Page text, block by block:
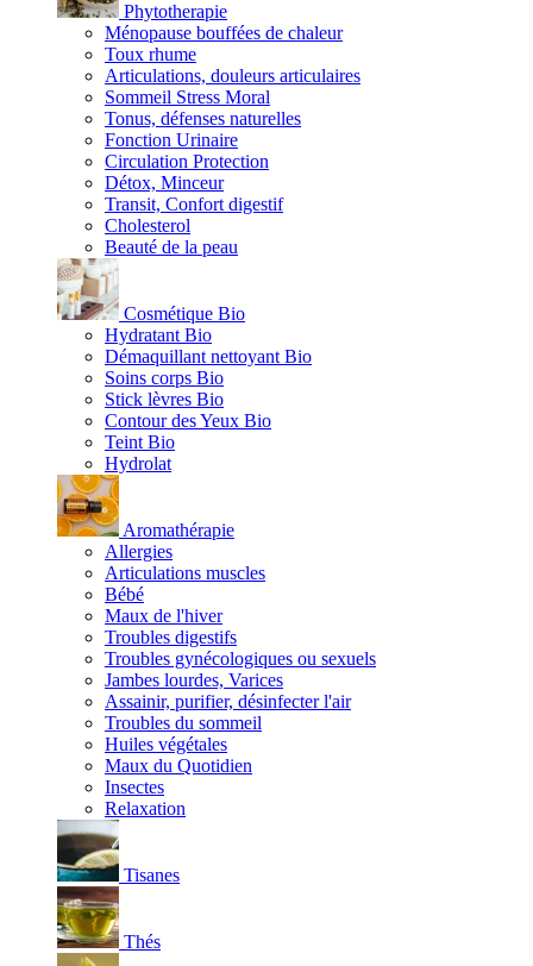
Phytotherapie
Ménopause bouffées de chaleur
Toux rhume
Articulations, douleurs articulaires
Sommeil Stress Moral
Tonus, défenses naturelles
Fonction Urinaire
Circulation Protection
Détox, Minceur
Transit, Confort digestif
Cholesterol
Beauté de la peau
Cosmétique Bio
Hydratant Bio
Démaquillant nettoyant Bio
Soins corps Bio
Stick lèvres Bio
Contour des Yeux Bio
Teint Bio
Hydrolat
Aromathérapie
Allergies
Articulations muscles
Bébé
Maux de l'hiver
Troubles digestifs
Troubles gynécologiques ou sexuels
Jambes lourdes, Varices
Assainir, purifier, désinfecter l'air
Troubles du sommeil
Huiles végétales
Maux du Quotidien
Insectes
Relaxation
Tisanes
Thés